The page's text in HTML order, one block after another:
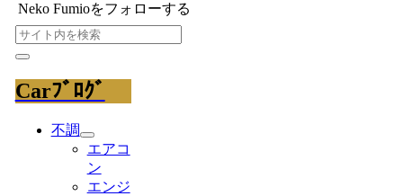
Neko Fumioをフォローする
Carﾌﾞﾛｸﾞ
不調
エアコ
ン
エンジ